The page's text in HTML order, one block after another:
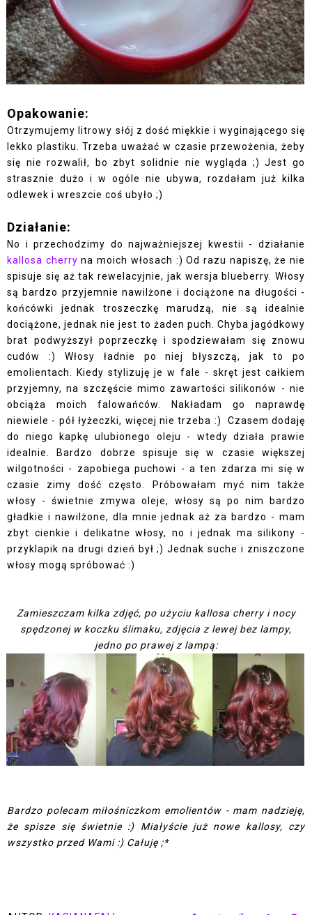
Opakowanie:
Otrzymujemy litrowy słój z dość miękkie i wyginającego się
lekko plastiku. Trzeba uważać w czasie przewożenia, żeby
się nie rozwalił, bo zbyt solidnie nie wygląda ;) Jest go
strasznie dużo i w ogóle nie ubywa, rozdałam już kilka
odlewek i wreszcie coś ubyło ;)
Działanie:
No i przechodzimy do najważniejszej kwestii - działanie
kallosa cherry na moich włosach :) Od razu napiszę, że nie
spisuje się aż tak rewelacyjnie, jak wersja blueberry. Włosy
są bardzo przyjemnie nawilżone i dociążone na długości -
końcówki jednak troszeczkę marudzą, nie są idealnie
dociążone, jednak nie jest to żaden puch. Chyba jagódkowy
brat podwyższył poprzeczkę i spodziewałam się znowu
cudów :) Włosy ładnie po niej błyszczą, jak to po
emolientach. Kiedy stylizuję je w fale - skręt jest całkiem
przyjemny, na szczęście mimo zawartości silikonów - nie
obciąża moich falowańców. Nakładam go naprawdę
niewiele - pół łyżeczki, więcej nie trzeba :) Czasem dodaję
do niego kapkę ulubionego oleju - wtedy działa prawie
idealnie. Bardzo dobrze spisuje się w czasie większej
wilgotności - zapobiega puchowi - a ten zdarza mi się w
czasie zimy dość często. Próbowałam myć nim także
włosy - świetnie zmywa oleje, włosy są po nim bardzo
gładkie i nawilżone, dla mnie jednak aż za bardzo - mam
zbyt cienkie i delikatne włosy, no i jednak ma silikony -
przyklapik na drugi dzień był ;) Jednak suche i zniszczone
włosy mogą spróbować :)
Zamieszczam kilka zdjęć, po użyciu kallosa cherry i nocy
spędzonej w koczku ślimaku, zdjęcia z lewej bez lampy,
jedno po prawej z lampą:
Bardzo polecam miłośniczkom emolientów - mam nadzieję,
że spisze się świetnie :) Miałyście już nowe kallosy, czy
wszystko przed Wami :) Całuję ;*